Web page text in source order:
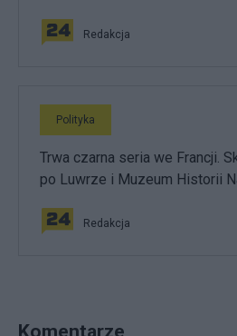
Redakcja
Polityka
Trwa czarna seria we Francji.
po Luwrze i Muzeum Historii
Redakcja
Komentarze